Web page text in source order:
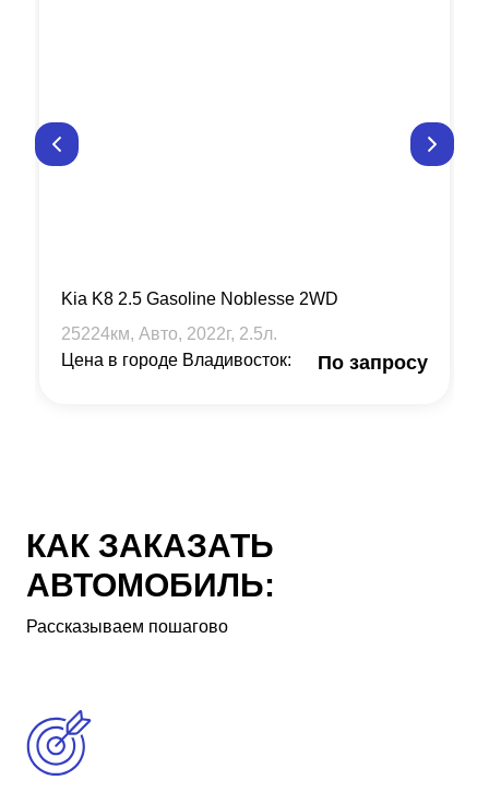
Kia K8 2.5 Gasoline Noblesse 2WD
25224км, Авто, 2022г, 2.5л.
Цена в городе Владивосток:
По запросу
КАК ЗАКАЗАТЬ
АВТОМОБИЛЬ:
Рассказываем пошагово